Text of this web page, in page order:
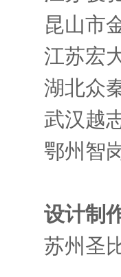
昆山市
江苏宏
湖北众
武汉越
鄂州智
设计制
苏州圣